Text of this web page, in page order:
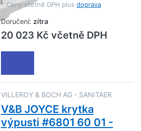
* Ceny včetně DPH plus doprava
Doručení: zítra
20 023 Kč včetně DPH
VILLEROY & BOCH AG - SANITAER
V&B JOYCE krytka
výpusti #6801 60 01 -